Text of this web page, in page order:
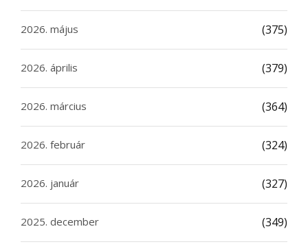
2026. május (375)
2026. április (379)
2026. március (364)
2026. február (324)
2026. január (327)
2025. december (349)